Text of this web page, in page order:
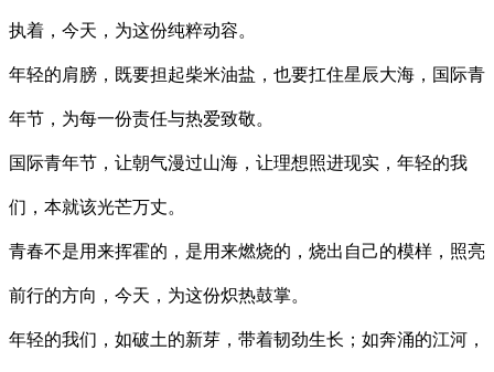
执着，今天，为这份纯粹动容。
年轻的肩膀，既要担起柴米油盐，也要扛住星辰大海，国际青
年节，为每一份责任与热爱致敬。
国际青年节，让朝气漫过山海，让理想照进现实，年轻的我
们，本就该光芒万丈。
青春不是用来挥霍的，是用来燃烧的，烧出自己的模样，照亮
前行的方向，今天，为这份炽热鼓掌。
年轻的我们，如破土的新芽，带着韧劲生长；如奔涌的江河，